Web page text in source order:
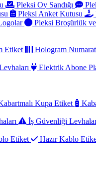
Pleksi Oy Sandığı
Pleksi Anket Kutusu
Pleksi Broşürlük
Etiket
Hologram
Elektrik Abone
Kupa Etiket
İş Güvenliği
Etiket Hazır Kablo